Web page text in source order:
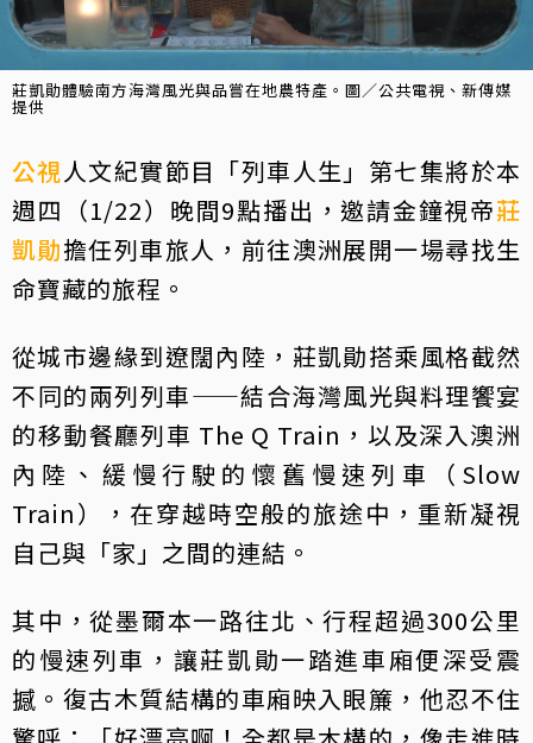
莊凱勛體驗南方海灣風光與品嘗在地農特產。圖／公共電視、新傳媒
提供
公視人文紀實節目「列車人生」第七集將於本
週四（1/22）晚間9點播出，邀請金鐘視帝莊
凱勛擔任列車旅人，前往澳洲展開一場尋找生
命寶藏的旅程。
從城市邊緣到遼闊內陸，莊凱勛搭乘風格截然
不同的兩列列車——結合海灣風光與料理饗宴
的移動餐廳列車 The Q Train，以及深入澳洲
內陸、緩慢行駛的懷舊慢速列車（Slow
Train），在穿越時空般的旅途中，重新凝視
自己與「家」之間的連結。
其中，從墨爾本一路往北、行程超過300公里
的慢速列車，讓莊凱勛一踏進車廂便深受震
撼。復古木質結構的車廂映入眼簾，他忍不住